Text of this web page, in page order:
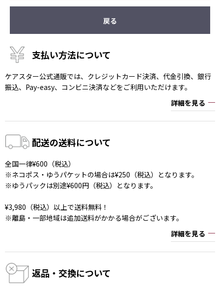
戻る
支払い方法について
ケアスター公式通販では、クレジットカード決済、代金引換、銀行
振込、Pay-easy、コンビニ決済などをご利用いただけます。
詳細を見る
配送の送料について
全国一律¥600（税込）
※ネコポス・ゆうパケットの場合は¥250（税込）となります。
※ゆうパックは別途¥600円（税込）となります。
¥3,980（税込）以上で送料無料！
※離島・一部地域は追加送料がかかる場合がございます。
詳細を見る
返品・交換について